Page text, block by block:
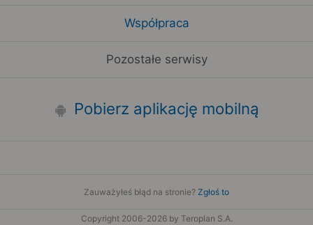
Współpraca
Pozostałe serwisy
Pobierz aplikację mobilną
Zauważyłeś błąd na stronie? Zgłoś to
Copyright 2006-2026 by Teroplan S.A.